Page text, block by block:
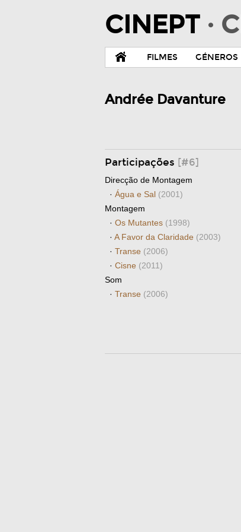
CINEPT ·
FILMES GÉNEROS
Andrée Davanture
Participações [#6]
Direcção de Montagem
· Água e Sal (2001)
Montagem
· Os Mutantes (1998)
· A Favor da Claridade (2003)
· Transe (2006)
· Cisne (2011)
Som
· Transe (2006)